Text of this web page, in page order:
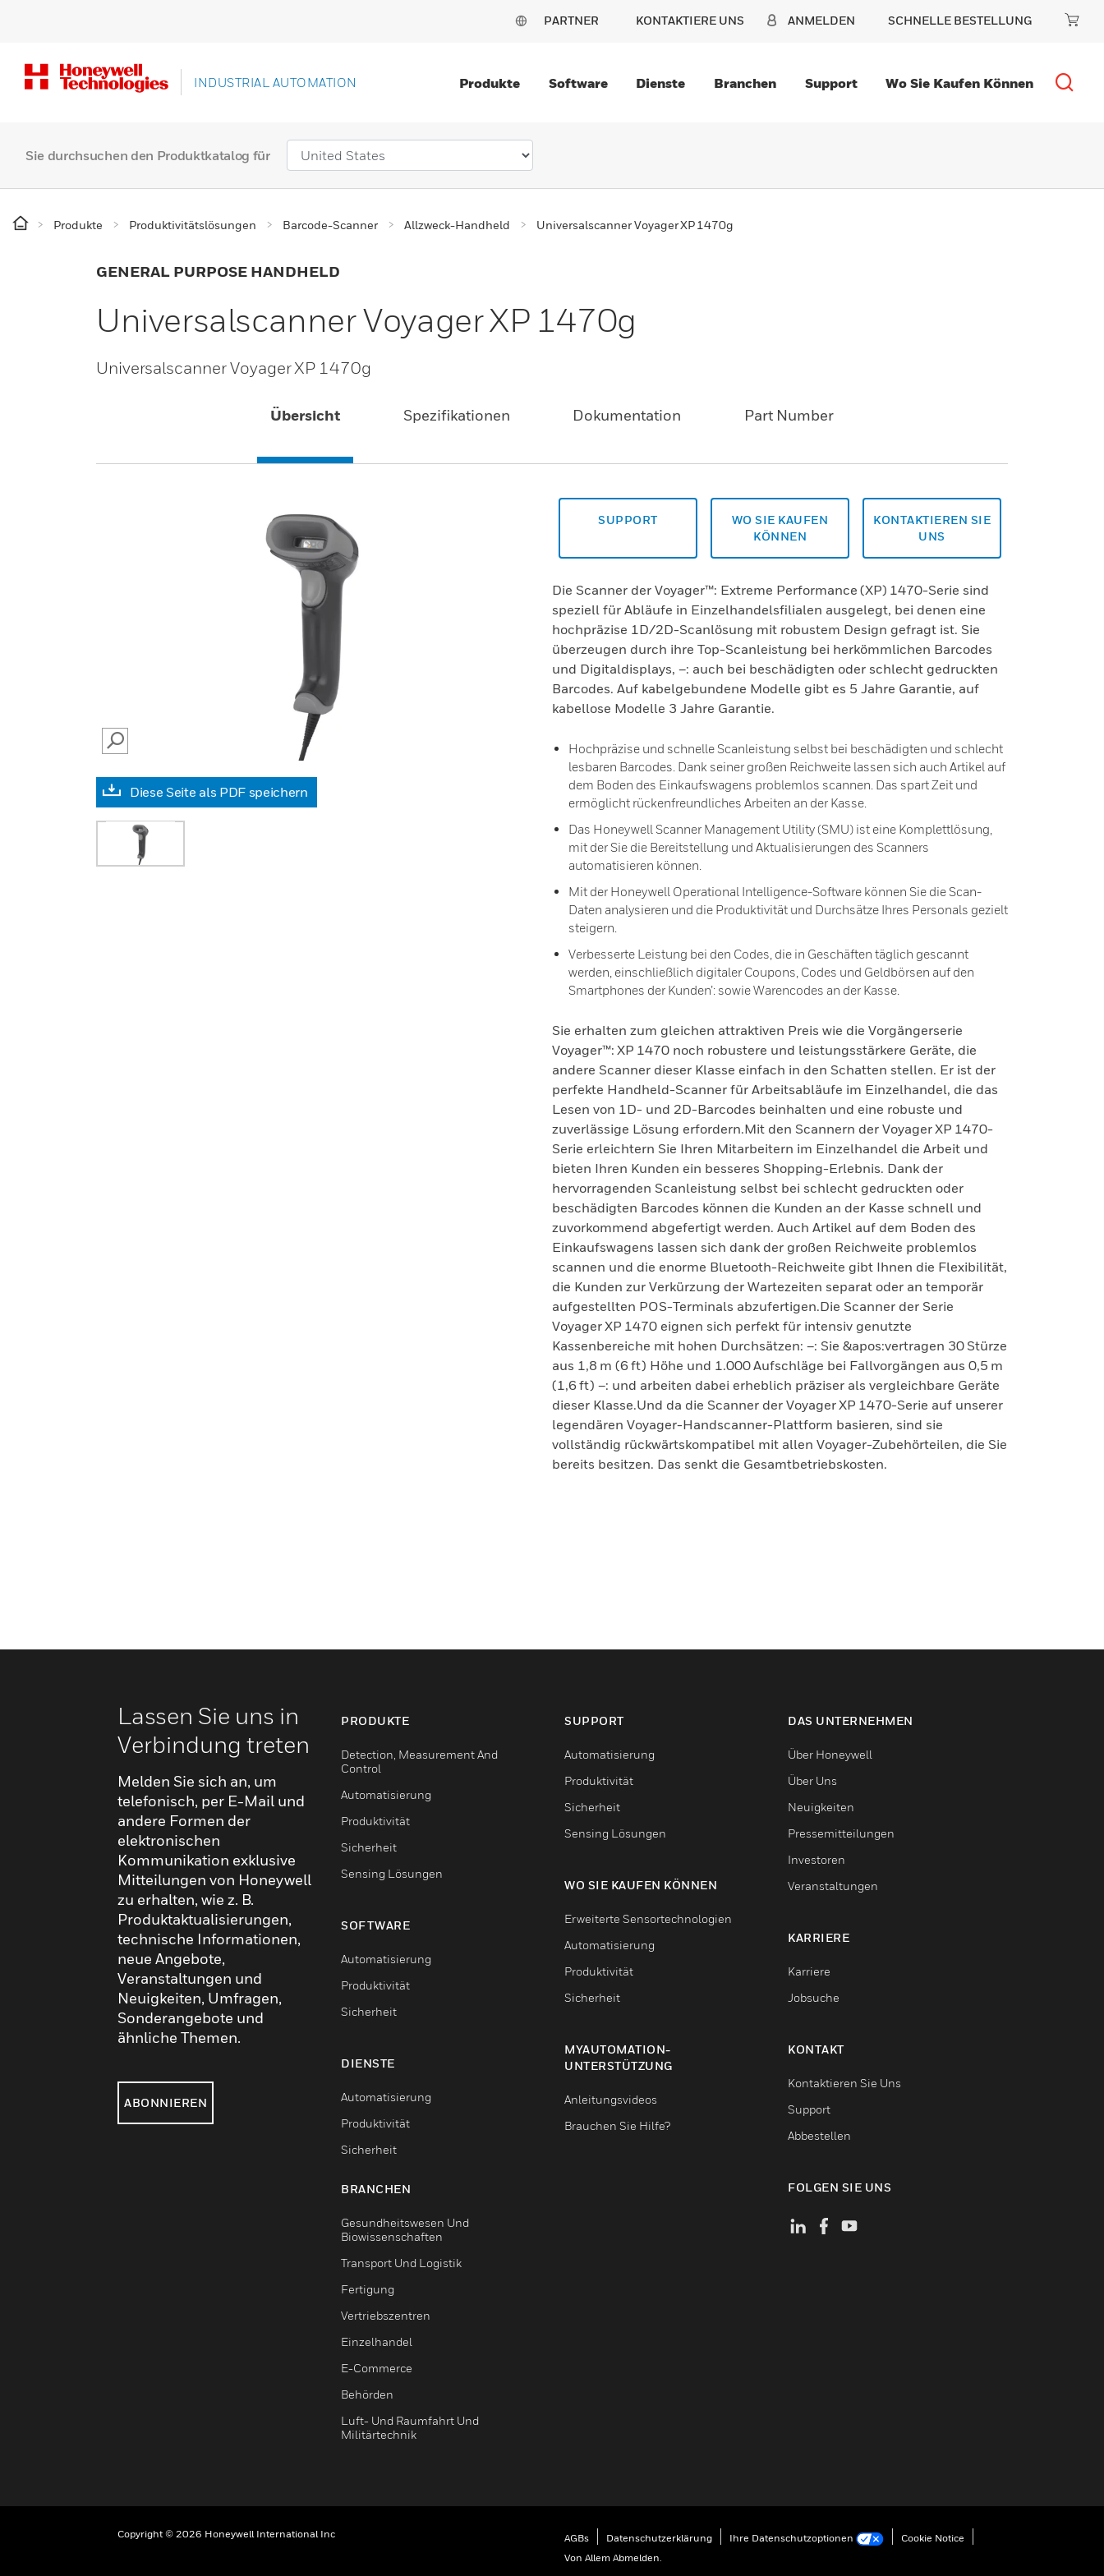
PARTNER KONTAKTIERE UNS ANMELDEN SCHNELLE BESTELLUNG
INDUSTRIAL AUTOMATION Produkte Software Dienste Branchen Support Wo Sie Kaufen Können
Sie durchsuchen den Produktkatalog für
Produkte Produktivitätslösungen Barcode-Scanner Allzweck-Handheld Universalscanner Voyager XP 1470g
GENERAL PURPOSE HANDHELD
Universalscanner Voyager XP 1470g
Universalscanner Voyager XP 1470g
Übersicht Spezifikationen Dokumentation Part Number
SEARCH
Diese Seite als PDF speichern
SUPPORT
WO SIE KAUFEN
KÖNNEN
KONTAKTIEREN SIE
UNS
Die Scanner der Voyager™: Extreme Performance (XP) 1470-Serie sind
speziell für Abläufe in Einzelhandelsfilialen ausgelegt, bei denen eine
hochpräzise 1D/2D-Scanlösung mit robustem Design gefragt ist. Sie
überzeugen durch ihre Top-Scanleistung bei herkömmlichen Barcodes
und Digitaldisplays, –: auch bei beschädigten oder schlecht gedruckten
Barcodes. Auf kabelgebundene Modelle gibt es 5 Jahre Garantie, auf
kabellose Modelle 3 Jahre Garantie.
Hochpräzise und schnelle Scanleistung selbst bei beschädigten und schlecht
lesbaren Barcodes. Dank seiner großen Reichweite lassen sich auch Artikel auf
dem Boden des Einkaufswagens problemlos scannen. Das spart Zeit und
ermöglicht rückenfreundliches Arbeiten an der Kasse.
Das Honeywell Scanner Management Utility (SMU) ist eine Komplettlösung,
mit der Sie die Bereitstellung und Aktualisierungen des Scanners
automatisieren können.
Mit der Honeywell Operational Intelligence-Software können Sie die Scan-
Daten analysieren und die Produktivität und Durchsätze Ihres Personals gezielt
steigern.
Verbesserte Leistung bei den Codes, die in Geschäften täglich gescannt
werden, einschließlich digitaler Coupons, Codes und Geldbörsen auf den
Smartphones der Kunden’: sowie Warencodes an der Kasse.
Sie erhalten zum gleichen attraktiven Preis wie die Vorgängerserie
Voyager™: XP 1470 noch robustere und leistungsstärkere Geräte, die
andere Scanner dieser Klasse einfach in den Schatten stellen. Er ist der
perfekte Handheld-Scanner für Arbeitsabläufe im Einzelhandel, die das
Lesen von 1D- und 2D-Barcodes beinhalten und eine robuste und
zuverlässige Lösung erfordern.Mit den Scannern der Voyager XP 1470-
Serie erleichtern Sie Ihren Mitarbeitern im Einzelhandel die Arbeit und
bieten Ihren Kunden ein besseres Shopping-Erlebnis. Dank der
hervorragenden Scanleistung selbst bei schlecht gedruckten oder
beschädigten Barcodes können die Kunden an der Kasse schnell und
zuvorkommend abgefertigt werden. Auch Artikel auf dem Boden des
Einkaufswagens lassen sich dank der großen Reichweite problemlos
scannen und die enorme Bluetooth-Reichweite gibt Ihnen die Flexibilität,
die Kunden zur Verkürzung der Wartezeiten separat oder an temporär
aufgestellten POS-Terminals abzufertigen.Die Scanner der Serie
Voyager XP 1470 eignen sich perfekt für intensiv genutzte
Kassenbereiche mit hohen Durchsätzen: –: Sie &apos:vertragen 30 Stürze
aus 1,8 m (6 ft) Höhe und 1.000 Aufschläge bei Fallvorgängen aus 0,5 m
(1,6 ft) –: und arbeiten dabei erheblich präziser als vergleichbare Geräte
dieser Klasse.Und da die Scanner der Voyager XP 1470-Serie auf unserer
legendären Voyager-Handscanner-Plattform basieren, sind sie
vollständig rückwärtskompatibel mit allen Voyager-Zubehörteilen, die Sie
bereits besitzen. Das senkt die Gesamtbetriebskosten.
Lassen Sie uns in
Verbindung treten
Melden Sie sich an, um
telefonisch, per E-Mail und
andere Formen der
elektronischen
Kommunikation exklusive
Mitteilungen von Honeywell
zu erhalten, wie z. B.
Produktaktualisierungen,
technische Informationen,
neue Angebote,
Veranstaltungen und
Neuigkeiten, Umfragen,
Sonderangebote und
ähnliche Themen.
ABONNIEREN
PRODUKTE
Detection, Measurement And
Control
Automatisierung
Produktivität
Sicherheit
Sensing Lösungen
SOFTWARE
Automatisierung
Produktivität
Sicherheit
DIENSTE
Automatisierung
Produktivität
Sicherheit
BRANCHEN
Gesundheitswesen Und
Biowissenschaften
Transport Und Logistik
Fertigung
Vertriebszentren
Einzelhandel
E-Commerce
Behörden
Luft- Und Raumfahrt Und
Militärtechnik
SUPPORT
Automatisierung
Produktivität
Sicherheit
Sensing Lösungen
WO SIE KAUFEN KÖNNEN
Erweiterte Sensortechnologien
Automatisierung
Produktivität
Sicherheit
MYAUTOMATION-
UNTERSTÜTZUNG
Anleitungsvideos
Brauchen Sie Hilfe?
DAS UNTERNEHMEN
Über Honeywell
Über Uns
Neuigkeiten
Pressemitteilungen
Investoren
Veranstaltungen
KARRIERE
Karriere
Jobsuche
KONTAKT
Kontaktieren Sie Uns
Support
Abbestellen
FOLGEN SIE UNS
Copyright © 2026 Honeywell International Inc AGBs Datenschutzerklärung Ihre Datenschutzoptionen
Cookie Notice
Von Allem Abmelden.